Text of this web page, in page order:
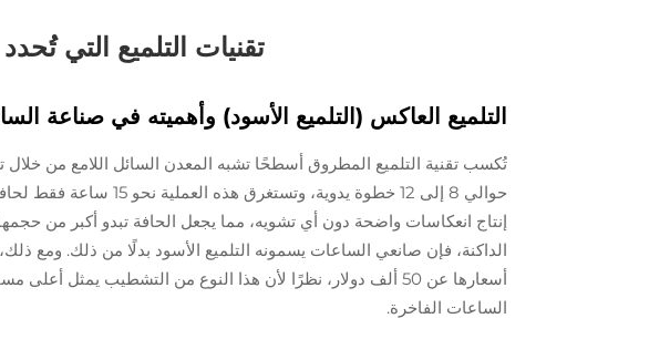
تقنيات التلميع التي
التلميع العاكس (التلميع الأسود) وأهميته في صناعة
حوالي 8 إلى 12 خطوة يدوية،
إنتاج انعكاسات واضحة دون أي تشويه، مما يجعل الحافة تبدو أكبر من
الداكنة، فإن صانعي الساعات يسمونه التلميع الأسود بدلًا من ذلك. ومع
أسعارها عن 50 ألف دولار، نظرًا لأن هذا النوع من التشطيب
الساعات الفاخرة.